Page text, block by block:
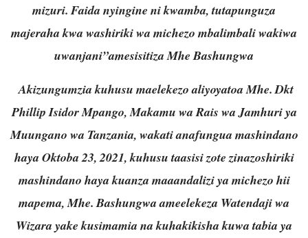
mizuri. Faida nyingine ni kwamba, tutapunguza
majeraha kwa washiriki wa michezo mbalimbali wakiwa
uwanjani”amesisitiza Mhe Bashungwa
Akizungumzia kuhusu maelekezo aliyoyatoa Mhe. Dkt
Phillip Isidor Mpango, Makamu wa Rais wa Jamhuri ya
Muungano wa Tanzania, wakati anafungua mashindano
haya Oktoba 23, 2021, kuhusu taasisi zote zinazoshiriki
mashindano haya kuanza maaandalizi ya michezo hii
mapema, Mhe. Bashungwa ameelekeza Watendaji wa
Wizara yake kusimamia na kuhakikisha kuwa tabia ya